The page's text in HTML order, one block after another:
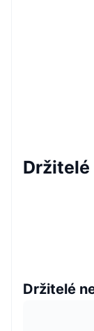
Držitelé
Držitelé